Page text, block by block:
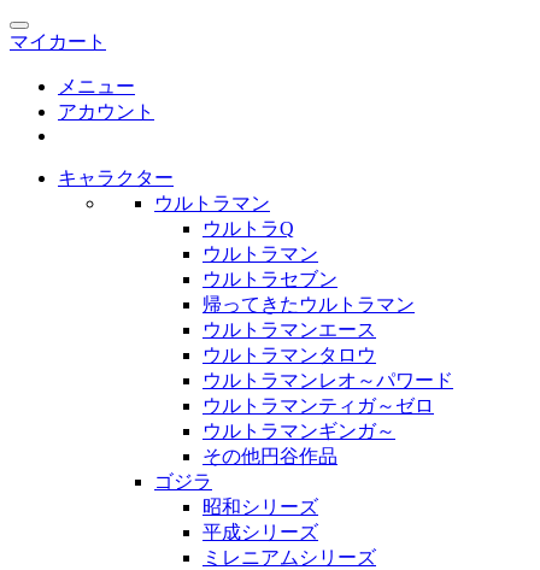
マイカート
メニュー
アカウント
キャラクター
ウルトラマン
ウルトラQ
ウルトラマン
ウルトラセブン
帰ってきたウルトラマン
ウルトラマンエース
ウルトラマンタロウ
ウルトラマンレオ～パワード
ウルトラマンティガ～ゼロ
ウルトラマンギンガ～
その他円谷作品
ゴジラ
昭和シリーズ
平成シリーズ
ミレニアムシリーズ